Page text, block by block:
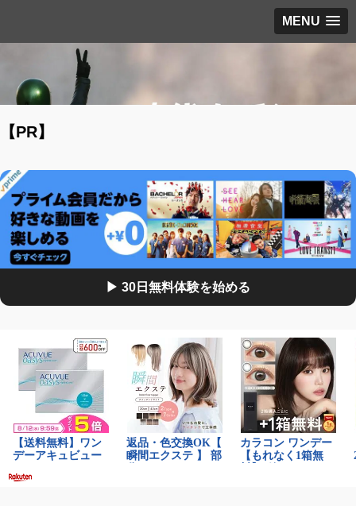
MENU
【PR】
▶ 30日無料体験を始める